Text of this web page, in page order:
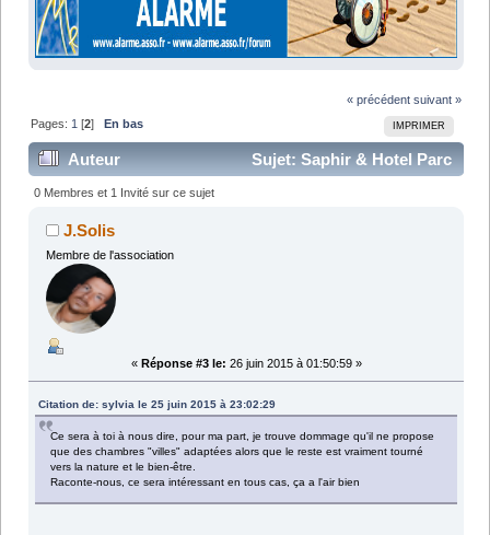
« précédent suivant »
IMPRIMER
Pages: 1 [2] En bas
Auteur
Sujet: Saphir & Hotel Parc
Beaumont Pau (Lu 24668 fois)
0 Membres et 1 Invité sur ce sujet
J.Solis
Membre de l'association
« Réponse #3 le: 26 juin 2015 à 01:50:59 »
Citation de: sylvia le 25 juin 2015 à 23:02:29
Ce sera à toi à nous dire, pour ma part, je trouve dommage qu'il ne propose
que des chambres "villes" adaptées alors que le reste est vraiment tourné
vers la nature et le bien-être.
Raconte-nous, ce sera intéressant en tous cas, ça a l'air bien